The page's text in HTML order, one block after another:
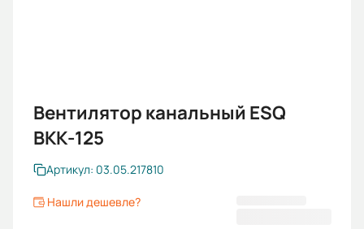
Вентилятор канальный ESQ
ВКК-125
Артикул: 03.05.217810
Нашли дешевле?